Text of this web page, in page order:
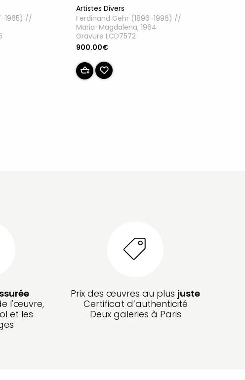
1965) //
Artistes Divers
Ferdinand Gehr (1896-1996) //
Maria-Magdalena, 1964
Gravure LCD7572
900.00€
l'œuvre,
et les
Prix des œuvres au plus juste
Certificat d’authenticité
Deux galeries à Paris